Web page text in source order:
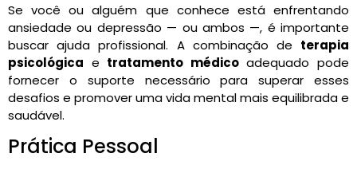
Se você ou alguém que conhece está enfrentando
ansiedade ou depressão — ou ambos —, é importante
buscar ajuda profissional. A combinação de terapia
psicológica e tratamento médicoadequado pode
fornecer o suporte necessário para superar esses
desafios e promover uma vida mental mais equilibrada e
saudável.
Prática Pessoal